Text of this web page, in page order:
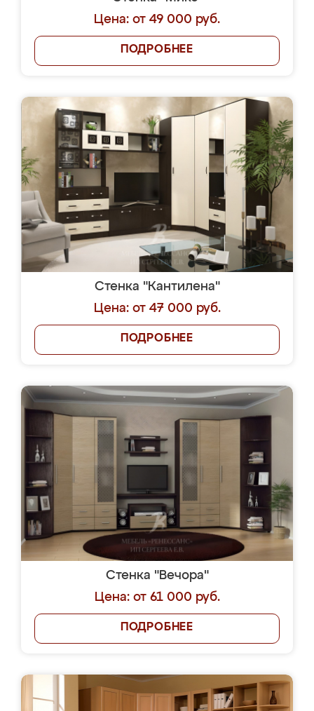
Цена: от 49 000 руб.
ПОДРОБНЕЕ
Стенка "Кантилена"
Цена: от 47 000 руб.
ПОДРОБНЕЕ
Стенка "Вечора"
Цена: от 61 000 руб.
ПОДРОБНЕЕ